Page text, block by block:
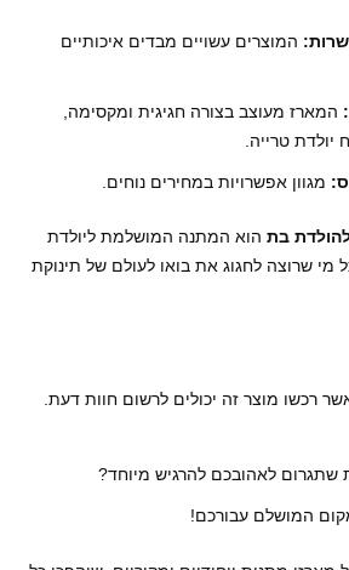
המוצרים עשויים מבדים איכותיים
המארז מעוצב בצורה חגיגית ומקסימה,
טרייה.
מגוון אפשרויות במחירים נוחים.
בת הוא המתנה המושלמת ליולדת
מי שרוצה לחגוג את בואו לעולם של תינוקת
רכשו מוצר זה יכולים לרשום חוות דעת.
לאהובכם להרגיש מיוחד?
המושלם עבורכם!